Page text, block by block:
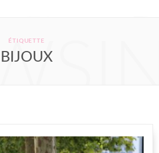
ÉTIQUETTE
BIJOUX